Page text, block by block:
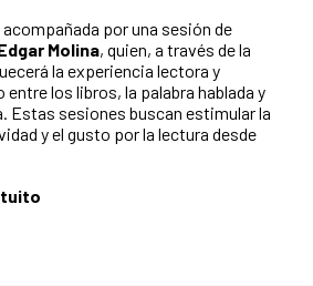
por una sesión de
Molina, quien, a través de la
la experiencia lectora y
entre los libros, la palabra hablada y
Estas sesiones buscan estimular la
y el gusto por la lectura desde